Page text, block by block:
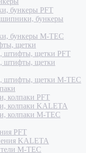
бункеры PFT
бункеры
бункеры M-TEC
щетки
штифты, щетки PFT
штифты, щетки
штифты, щетки M-TEC
колпаки PFT
колпаки KALETA
колпаки M-TEC
PFT
KALETA
M-TEC